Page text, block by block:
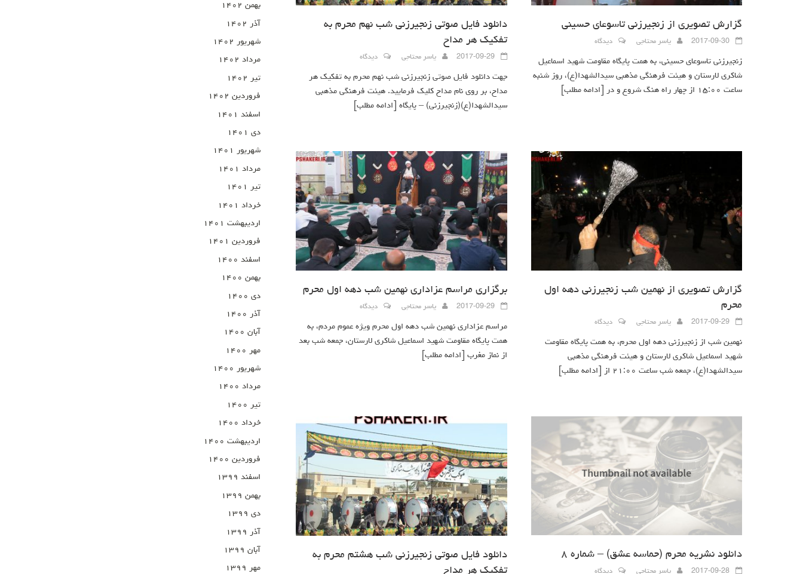
گزارش تصویری از زنجیرزنی تاسوعای حسینی
2017-09-30 یاسر محتاجی دیدگاه
زنجیرزنی تاسوعای حسینی، به همت پایگاه مقاومت شهید اسماعیل
شاکری لارستان و هیئت فرهنگی مذهبی سیدالشهدا(ع)، روز شنبه
ساعت ۱۵:۰۰ از چهار راه هنگ شروع و در
[ادامه مطلب]
دانلود فایل صوتی زنجیرزنی شب نهم محرم به
تفکیک هر مداح
2017-09-29 یاسر محتاجی دیدگاه
جهت دانلود فایل صوتی زنجیرزنی شب نهم محرم به تفکیک هر
مداح، بر روی نام مداح کلیک فرمایید. هیئت فرهنگی مذهبی
سیدالشهدا(ع)(زنجیرزنی) – پایگاه
[ادامه مطلب]
گزارش تصویری از نهمین شب زنجیرزنی دهه اول
محرم
2017-09-29 یاسر محتاجی دیدگاه
نهمین شب از زنجیرزنی دهه اول محرم، به همت پایگاه مقاومت
شهید اسماعیل شاکری لارستان و هیئت فرهنگی مذهبی
سیدالشهدا(ع)، جمعه شب ساعت ۲۱:۰۰ از
[ادامه مطلب]
برگزاری مراسم عزاداری نهمین شب دهه اول محرم
2017-09-29 یاسر محتاجی دیدگاه
مراسم عزاداری نهمین شب دهه اول محرم ویژه عموم مردم، به
همت پایگاه مقاومت شهید اسماعیل شاکری لارستان، جمعه شب بعد
از نماز مغرب
[ادامه مطلب]
دانلود نشریه محرم (حماسه عشق) – شماره ۸
2017-09-28 یاسر محتاجی دیدگاه
دانلود فایل صوتی زنجیرزنی شب هشتم محرم به
تفکیک هر مداح
بهمن ۱۴۰۲
آذر ۱۴۰۲
شهریور ۱۴۰۲
مرداد ۱۴۰۲
تیر ۱۴۰۲
فروردین ۱۴۰۲
اسفند ۱۴۰۱
دی ۱۴۰۱
شهریور ۱۴۰۱
مرداد ۱۴۰۱
تیر ۱۴۰۱
خرداد ۱۴۰۱
اردیبهشت ۱۴۰۱
فروردین ۱۴۰۱
اسفند ۱۴۰۰
بهمن ۱۴۰۰
دی ۱۴۰۰
آذر ۱۴۰۰
آبان ۱۴۰۰
مهر ۱۴۰۰
شهریور ۱۴۰۰
مرداد ۱۴۰۰
تیر ۱۴۰۰
خرداد ۱۴۰۰
اردیبهشت ۱۴۰۰
فروردین ۱۴۰۰
اسفند ۱۳۹۹
بهمن ۱۳۹۹
دی ۱۳۹۹
آذر ۱۳۹۹
آبان ۱۳۹۹
مهر ۱۳۹۹